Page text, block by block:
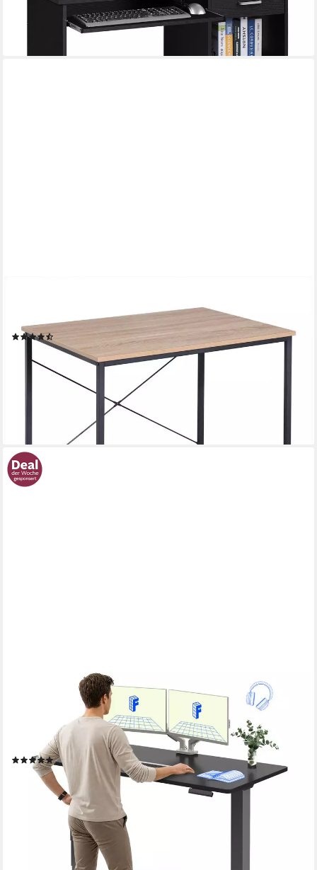
lieferbar - in 3-4 Werktagen bei dir
Schreibtisch (1-St), Computertisch, für Büro Homeoffice
Arbeitszimmer Schlafzimmer
UVP78,99 €
lieferbar - in 4-5 Werktagen bei dir
Schreibtisch Elektrisch Höhenverstellbarer Schreibtisch EC5
LITE mit Dualmotor (25MM einteiliger Tischplatte & 3-fach
Teleskop, 4 Speicherhöhen & Antikollisionssystem),
120x80/140x80/160x80/180x80
(6)
ab 251,99 € 549,99 €
nur bis Dienstag
lieferbar - in 6-7 Werktagen bei dir
+7